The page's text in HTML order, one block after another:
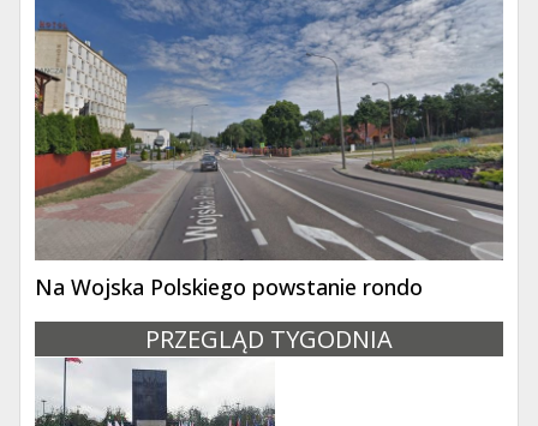
Na Wojska Polskiego powstanie rondo
PRZEGLĄD TYGODNIA